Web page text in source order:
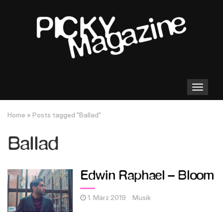
Toggle
navigation
Home » Posts tagged "Ballad"
Ballad
Edwin Raphael – Bloom
1. März 2019 Musik